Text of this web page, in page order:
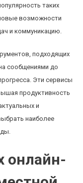
таких
возможности
и коммуникацию.
подходящих
сообщениями до
Эти сервисы
продуктивность
и
наиболее
онлайн-